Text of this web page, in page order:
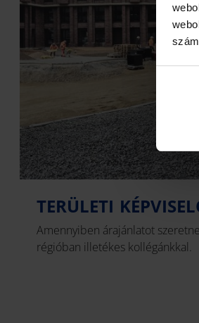
TERÜLETI
Amennyiben árajánlatot
régióban illetékes kollégánkkal.